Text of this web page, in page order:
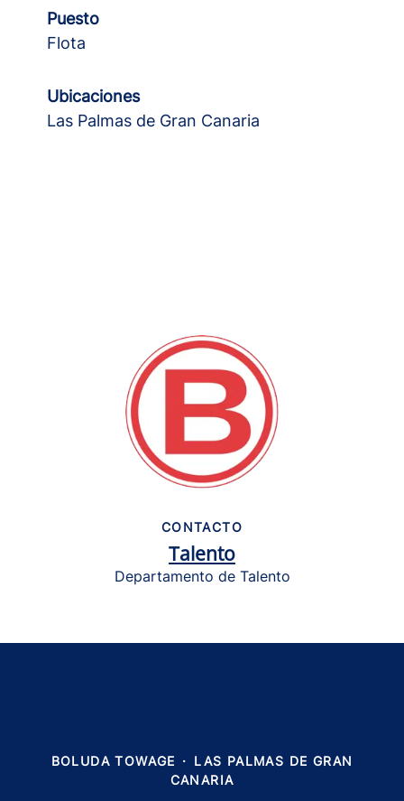
Puesto
Flota
Ubicaciones
Las Palmas de Gran Canaria
CONTACTO
Talento
Departamento de Talento
BOLUDA TOWAGE · LAS PALMAS DE GRAN
CANARIA